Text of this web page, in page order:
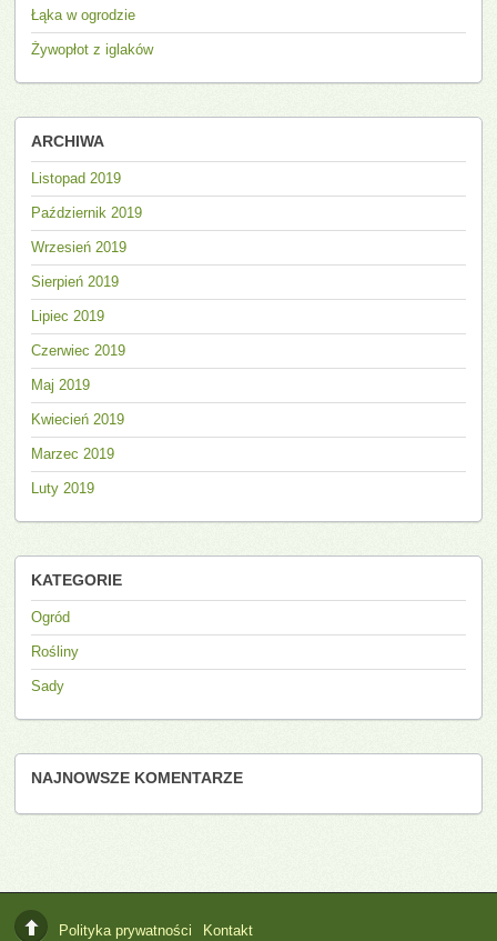
Łąka w ogrodzie
Żywopłot z iglaków
ARCHIWA
Listopad 2019
Październik 2019
Wrzesień 2019
Sierpień 2019
Lipiec 2019
Czerwiec 2019
Maj 2019
Kwiecień 2019
Marzec 2019
Luty 2019
KATEGORIE
Ogród
Rośliny
Sady
NAJNOWSZE KOMENTARZE
Polityka prywatności Kontakt